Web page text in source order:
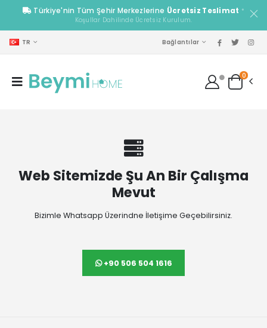
Türkiye'nin Tüm Şehir Merkezlerine Ücretsiz Teslimat *
Koşullar Dahilinde Ücretsiz Kurulum.
TR Bağlantılar
0
Web Sitemizde Şu An Bir Çalışma
Mevut
Bizimle Whatsapp Üzerindne İletişime Geçebilirsiniz.
+90 506 504 1616